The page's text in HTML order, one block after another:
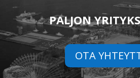
PALJON
OTA